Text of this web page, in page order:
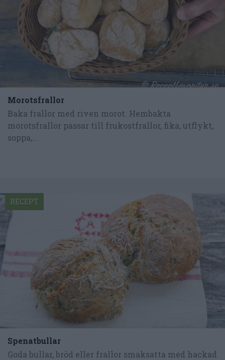
Morotsfrallor
Baka frallor med riven morot. Hembakta
morotsfrallor passar till frukostfrallor, fika, utflykt,
soppa,...
Spenatbullar
Goda bullar, bröd eller frallor smaksatta med hackad
RECEPT